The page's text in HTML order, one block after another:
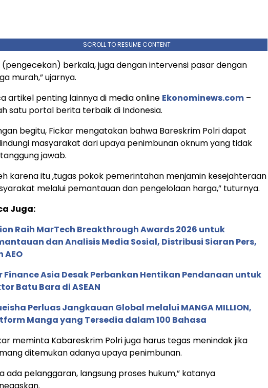
SCROLL TO RESUME CONTENT
(pengecekan) berkala, juga dengan intervensi pasar dengan
murah,” ujarnya.
artikel penting lainnya di media online Ekonominews.com –
satu portal berita terbaik di Indonesia.
begitu, Fickar mengatakan bahwa Bareskrim Polri dapat
masyarakat dari upaya penimbunan oknum yang tidak
jawab.
karena itu ,tugas pokok pemerintahan menjamin kesejahteraan
melalui pemantauan dan pengelolaan harga,” tuturnya.
Juga:
Raih MarTech Breakthrough Awards 2026 untuk
dan Analisis Media Sosial, Distribusi Siaran Pers,
AEO
Finance Asia Desak Perbankan Hentikan Pendanaan untuk
Batu Bara di ASEAN
Perluas Jangkauan Global melalui MANGA MILLION,
Manga yang Tersedia dalam 100 Bahasa
meminta Kabareskrim Polri juga harus tegas menindak jika
ditemukan adanya upaya penimbunan.
ada pelanggaran, langsung proses hukum,” katanya